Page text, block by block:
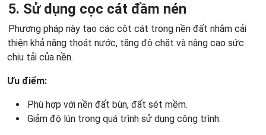
5. Sử dụng cọc cát đầm nén
Phương pháp này tạo các cột cát trong nền đất nhằm cải
thiện khả năng thoát nước, tăng độ chặt và nâng cao sức
chịu tải của nền.
Ưu điểm:
Phù hợp với nền đất bùn, đất sét mềm.
Giảm độ lún trong quá trình sử dụng công trình.